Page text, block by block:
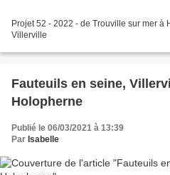
Projet 52 - 2022 - de Trouville sur mer à
Villerville
Fauteuils en seine,
Holopherne
Publié le 06/03/2021 à 13:39
Par Isabelle